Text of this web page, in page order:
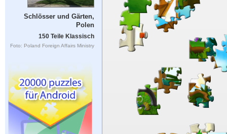
Schlösser und Gärten,
Polen
150 Teile Klassisch
Foto: Poland Foreign Affairs Ministry